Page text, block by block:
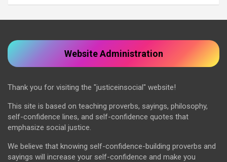
Website Administration
Thank you for visiting the "justiceinsocial" website!
This site is based on teaching proverbs, sayings, philosophy,
self-confidence lines, and self-confidence quotes that
emphasize social justice.
We believe that knowing self-confidence-building proverbs and
sayings will increase your self-confidence and make you